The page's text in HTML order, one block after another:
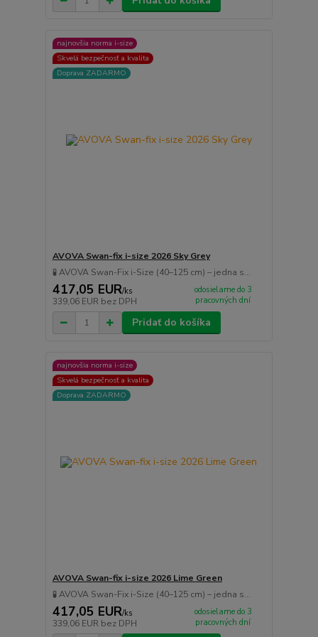
najnovšia norma i-size
Skvelá bezpečnosť a kvalita
Doprava ZADARMO
AVOVA Swan-fix i-size 2026 Sky Grey
🧪 AVOVA Swan-Fix i-Size (40–125 cm) – jedna s...
417,05 EUR/ks
339,06 EUR bez DPH
odosielame do 3
pracovných dní
Pridať do košíka
najnovšia norma i-size
Skvelá bezpečnosť a kvalita
Doprava ZADARMO
AVOVA Swan-fix i-size 2026 Lime Green
🧪 AVOVA Swan-Fix i-Size (40–125 cm) – jedna s...
417,05 EUR/ks
339,06 EUR bez DPH
odosielame do 3
pracovných dní